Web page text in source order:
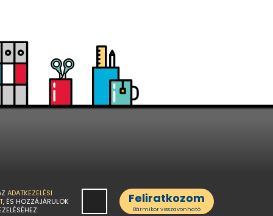
ADATKEZELÉSI
, ÉS HOZZÁJÁRULOK
Feliratkozom
Bármikor visszavonható